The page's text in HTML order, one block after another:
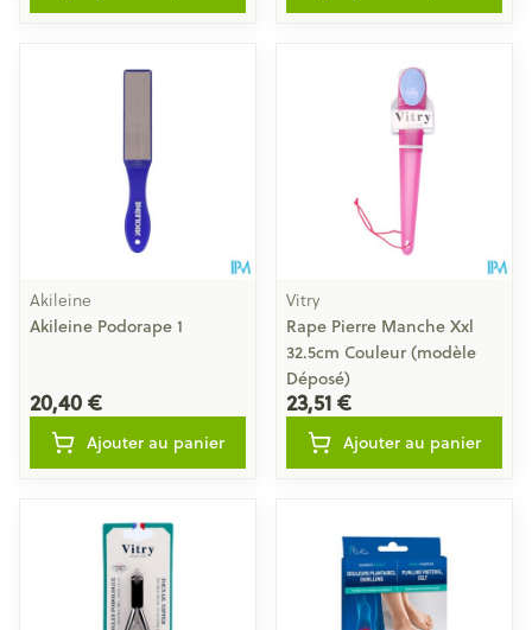
Akileine
Akileine Podorape 1
20,40 €
Ajouter au panier
Vitry
Rape Pierre Manche Xxl
32.5cm Couleur (modèle
Déposé)
23,51 €
Ajouter au panier